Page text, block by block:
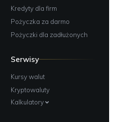
Kredyty dla firm
Pożyczka za darmo
Pożyczki dla zadłużonych
Serwisy
Kursy walut
Kryptowaluty
Kalkulatory